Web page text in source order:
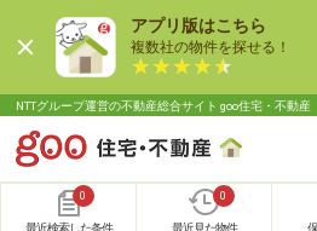
アプリ版はこちら
複数社の物件を探せる！
NTTグループ運営の不動産総合サイト goo住宅・不動産
0
最近検索した条件
0
最近見た物件